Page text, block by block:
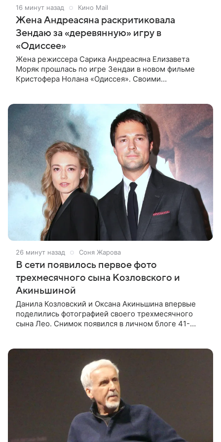
16 минут назад Кино Mail
Жена Андреасяна раскритиковала
Зендаю за «деревянную» игру в
«Одиссее»
Жена режиссера Сарика Андреасяна Елизавета
Моряк прошлась по игре Зендаи в новом фильме
Кристофера Нолана «Одиссея». Своими
26 минут назад Соня Жарова
В сети появилось первое фото
трехмесячного сына Козловского и
Акиньшиной
Данила Козловский и Оксана Акиньшина впервые
поделились фотографией своего трехмесячного
сына Лео. Снимок появился в личном блоге 41-